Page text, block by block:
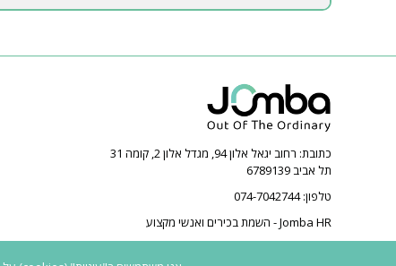
כתובת:
רחוב יגאל אלון 94, מגדל אלון 2, קומה 31
תל אביב 6789139
טלפון:074-7042744
Jomba HR - השמת בכירים ואנשי מקצוע